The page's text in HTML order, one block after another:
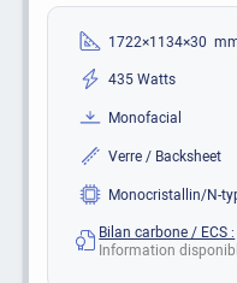
1722×1134×30
435 Watts
Monofacial
Verre / Backsheet
Monocristallin/N-
Bilan carbone / ECS :
Information